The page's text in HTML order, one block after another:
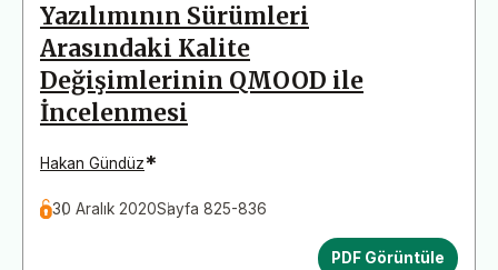
Yazılımının Sürümleri
Arasındaki Kalite
Değişimlerinin QMOOD ile
İncelenmesi
Hakan Gündüz*
30 Aralık 2020Sayfa 825-836
PDF Görüntüle